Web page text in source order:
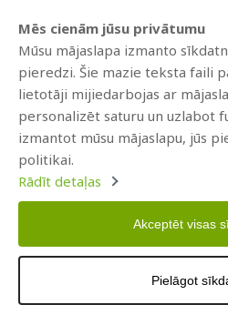
AS Swedbank, HABALV22
LV53HABA0551019240274
Copyright © 2021 BAJTEL.LV
Mēs cienām jūsu privātumu
Mūsu mājaslapa izmanto
pieredzi. Šie mazie teksta faili
lietotāji mijiedarbojas ar
personalizēt saturu un uzlabot
izmantot mūsu mājaslapu, jūs
politikai.
Rādīt detaļas
Akceptēt visas
Pielāgot